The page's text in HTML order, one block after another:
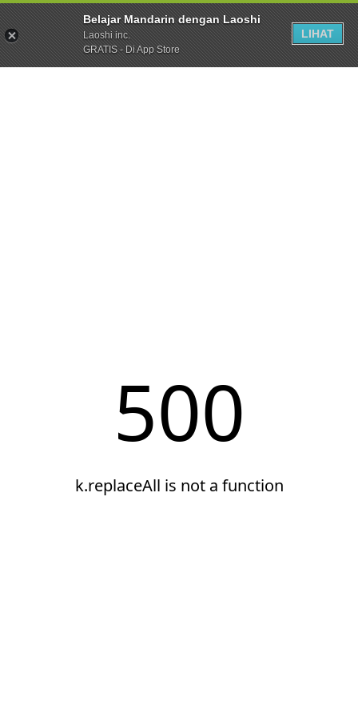
Belajar Mandarin dengan Laoshi
Laoshi inc.
GRATIS - Di App Store
LIHAT
500
k.replaceAll is not a function